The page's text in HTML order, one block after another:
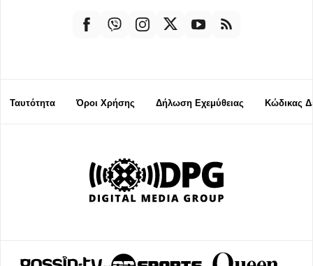
Ταυτότητα Όροι Χρήσης Δήλωση Εχεμύθειας Κώδικας